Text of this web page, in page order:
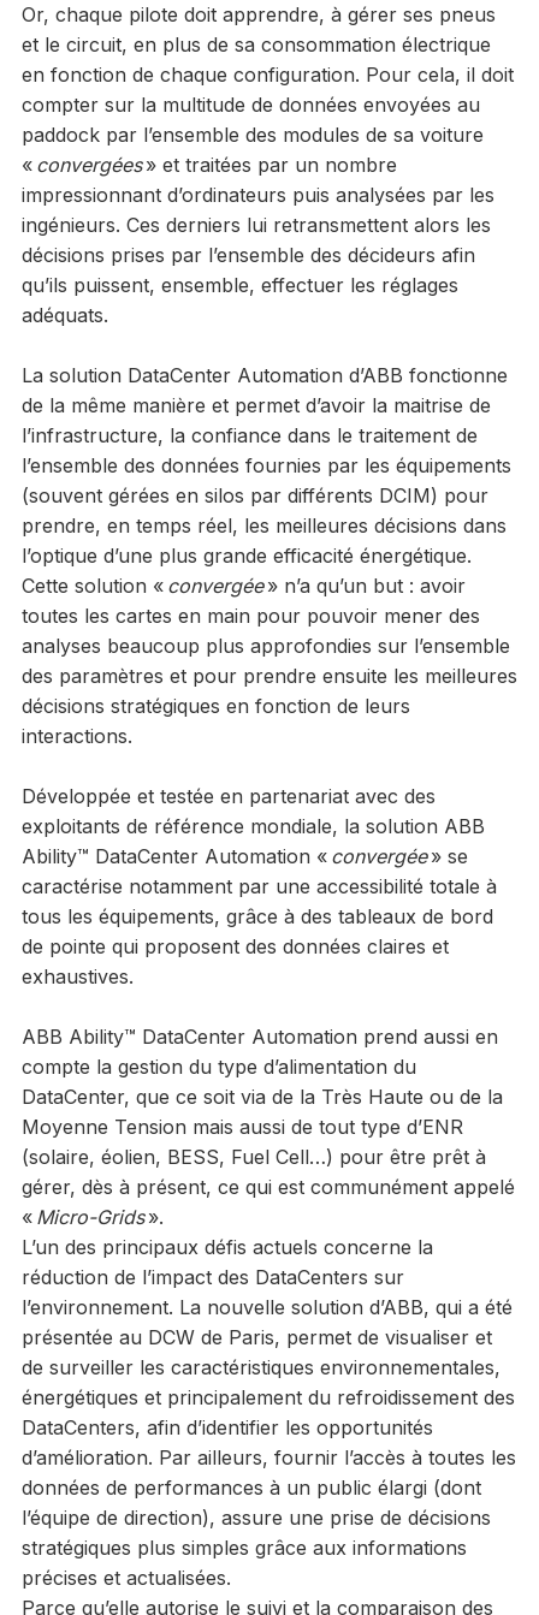
Or, chaque pilote doit apprendre, à gérer ses pneus
et le circuit, en plus de sa consommation électrique
en fonction de chaque configuration. Pour cela, il doit
compter sur la multitude de données envoyées au
paddock par l’ensemble des modules de sa voiture
«convergées» et traitées par un nombre
impressionnant d’ordinateurs puis analysées par les
ingénieurs. Ces derniers lui retransmettent alors les
décisions prises par l’ensemble des décideurs afin
qu’ils puissent, ensemble, effectuer les réglages
adéquats.
La solution DataCenter Automation d’ABB fonctionne
de la même manière et permet d’avoir la maitrise de
l’infrastructure, la confiance dans le traitement de
l’ensemble des données fournies par les équipements
(souvent gérées en silos par différents DCIM) pour
prendre, en temps réel, les meilleures décisions dans
l’optique d’une plus grande efficacité énergétique.
Cette solution « convergée» n’a qu’un but : avoir
toutes les cartes en main pour pouvoir mener des
analyses beaucoup plus approfondies sur l’ensemble
des paramètres et pour prendre ensuite les meilleures
décisions stratégiques en fonction de leurs
interactions.
Développée et testée en partenariat avec des
exploitants de référence mondiale, la solution ABB
Ability™ DataCenter Automation « convergée» se
caractérise notamment par une accessibilité totale à
tous les équipements, grâce à des tableaux de bord
de pointe qui proposent des données claires et
exhaustives.
ABB Ability™ DataCenter Automation prend aussi en
compte la gestion du type d’alimentation du
DataCenter, que ce soit via de la Très Haute ou de la
Moyenne Tension mais aussi de tout type d’ENR
(solaire, éolien, BESS, Fuel Cell…) pour être prêt à
gérer, dès à présent, ce qui est communément appelé
« Micro-Grids».
L’un des principaux défis actuels concerne la
réduction de l’impact des DataCenters sur
l’environnement. La nouvelle solution d’ABB, qui a été
présentée au DCW de Paris, permet de visualiser et
de surveiller les caractéristiques environnementales,
énergétiques et principalement du refroidissement des
DataCenters, afin d’identifier les opportunités
d’amélioration. Par ailleurs, fournir l’accès à toutes les
données de performances à un public élargi (dont
l’équipe de direction), assure une prise de décisions
stratégiques plus simples grâce aux informations
précises et actualisées.
Parce qu’elle autorise le suivi et la comparaison des